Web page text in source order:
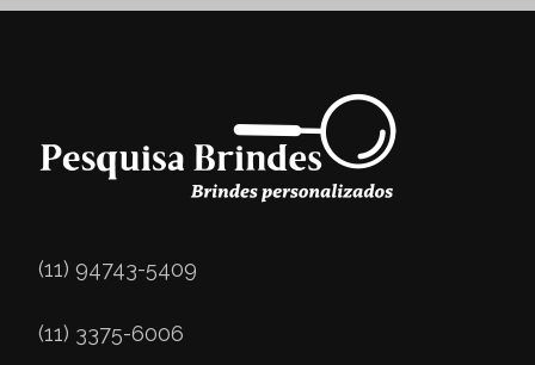
(11) 94743-5409
(11) 3375-6006